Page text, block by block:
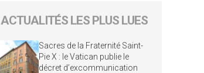
ACTUALITÉS LES PLUS LUES
Sacres de la Fraternité Saint-
Pie X : le Vatican publie le
décret d’excommunication